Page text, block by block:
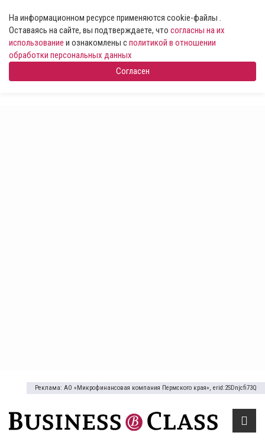
На информационном ресурсе применяются cookie-файлы .
Оставаясь на сайте, вы подтверждаете, что согласны на их
использование и ознакомлены сполитикой в отношении
обработки персональных данных
Согласен
Реклама: АО «Микрофинансовая компания Пермского края», erid:2SDnjcfi73Q